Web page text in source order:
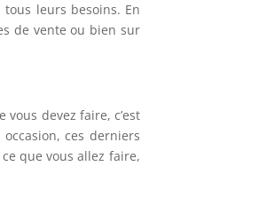
leurs besoins. En
de vente ou bien sur
devez faire, c’est
ces derniers
que vous allez faire,